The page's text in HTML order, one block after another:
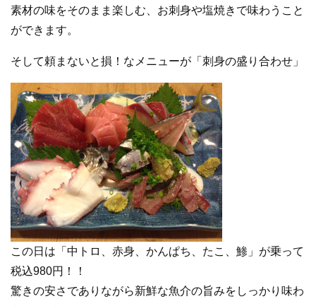
素材の味をそのまま楽しむ、お刺身や塩焼きで味わうこと
ができます。
そして頼まないと損！なメニューが「刺身の盛り合わせ」
この日は「中トロ、赤身、かんぱち、たこ、鯵」が乗って
税込980円！！
驚きの安さでありながら新鮮な魚介の旨みをしっかり味わ